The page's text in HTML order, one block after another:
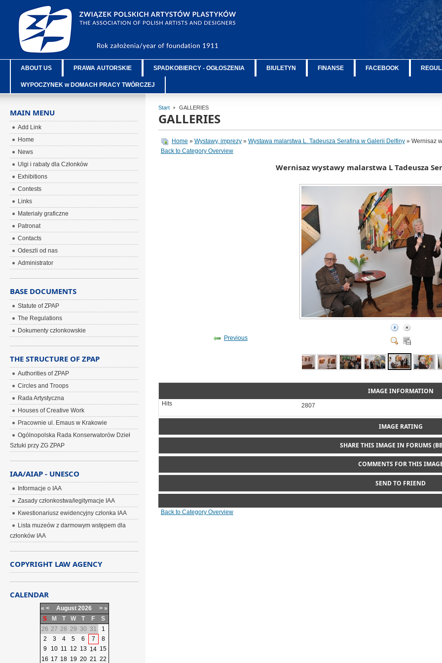
ABOUT US PRAWA AUTORSKIE SPADKOBIERCY - OGŁOSZENIA BIULETYN FINANSE FACEBOOK
WYPOCZYNEK w DOMACH PRACY TWÓRCZEJ
Start GALLERIES
GALLERIES
Home » Wystawy, imprezy» Wystawa malarstwa L. Tadeusza Serafina w Galerii Delfiny» Wernisaz
Back to Category Overview
Wernisaz wystawy malarstwa L Tadeusza
Previous
IMAGE INFORMATION
Hits 2807
IMAGE RATING
Please login first...
SHARE THIS IMAGE IN FORUMS
Include image:
Link image:
COMMENTS FOR THIS
Comments are not shown to unregistered
SEND TO FRIEND
Please login first...
Back to Category Overview
MAIN MENU
Add Link
Home
News
Ulgi i rabaty dla Członków
Exhibitions
Contests
Links
Materiały graficzne
Patronat
Contacts
Odeszli od nas
Administrator
BASE DOCUMENTS
Statute of ZPAP
The Regulations
Dokumenty członkowskie
THE STRUCTURE OF ZPAP
Authorities of ZPAP
Circles and Troops
Rada Artystyczna
Houses of Creative Work
Pracownie ul. Emaus w Krakowie
Ogólnopolska Rada Konserwatorów Dzieł
Sztuki przy ZG ZPAP
IAA/AIAP - UNESCO
Informacje o IAA
Zasady członkostwa/legitymacje IAA
Kwestionariusz ewidencyjny członka IAA
Lista muzeów z darmowym wstępem dla
członków IAA
COPYRIGHT LAW AGENCY
CALENDAR
« < August 2026 > »
S
M T W T F
S
26 27 28 29 30 31
1
2
3 4 5 6 7
8
9
10 11 12 13 14 15
16 17 18 19 20 21 22